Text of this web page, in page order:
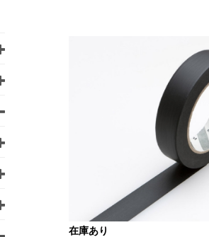
在庫あり